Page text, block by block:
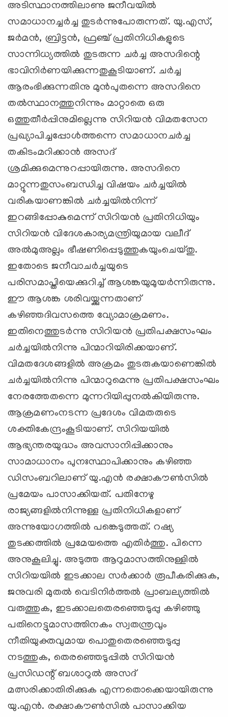
അടിസ്ഥാനത്തിലാണു ജനീവയില്‍
സമാധാനച്ചര്‍ച്ച തുടര്‍ന്നുപോരുന്നത്. യു.എസ്,
ജര്‍മന്‍, ബ്രിട്ടന്‍, ഫ്രഞ്ച് പ്രതിനിധികളുടെ
സാന്നിധ്യത്തില്‍ തുടരുന്ന ചര്‍ച്ച അസദിന്റെ
ഭാവിനിര്‍ണയിക്കുന്നതുകൂടിയാണ്. ചര്‍ച്ച
ആരംഭിക്കുന്നതിനു മുന്‍പുതന്നെ അസദിനെ
തല്‍സ്ഥാനത്തുനിന്നും മാറ്റാതെ ഒരു
ഒത്തുതീര്‍പ്പിനുമില്ലെന്നു സിറിയന്‍ വിമതസേന
പ്രഖ്യാപിച്ചപ്പോള്‍ത്തന്നെ സമാധാനചര്‍ച്ച
തകിടംമറിക്കാന്‍ അസദ്
ശ്രമിക്കുമെന്നുറപ്പായിരുന്നു. അസദിനെ
മാറ്റുന്നതുസംബന്ധിച്ച വിഷയം ചര്‍ച്ചയില്‍
വരികയാണങ്കില്‍ ചര്‍ച്ചയില്‍നിന്ന്
ഇറങ്ങിപ്പോകുമെന്ന് സിറിയന്‍ പ്രതിനിധിയും
സിറിയന്‍ വിദേശകാര്യമന്ത്രിയുമായ വലീദ്
അല്‍മുഅല്ലം ഭീഷണിപ്പെടുത്തുകയുംചെയ്തു.
ഇതോടെ ജനീവാചര്‍ച്ചയുടെ
പരിസമാപ്തിയെക്കുറിച്ച് ആശങ്കയുമുയര്‍ന്നിരുന്നു.
ഈ ആശങ്ക ശരിവയ്ക്കുന്നതാണ്
കഴിഞ്ഞദിവസത്തെ വ്യോമാക്രമണം.
ഇതിനെത്തുടര്‍ന്നു സിറിയന്‍ പ്രതിപക്ഷസംഘം
ചര്‍ച്ചയില്‍നിന്നു പിന്മാറിയിരിക്കയാണ്.
വിമതദേശങ്ങളില്‍ അക്രമം തുടരുകയാണെങ്കില്‍
ചര്‍ച്ചയില്‍നിന്നു പിന്മാറുമെന്നു പ്രതിപക്ഷസംഘം
നേരത്തേതന്നെ മുന്നറിയിപ്പുനല്‍കിയിരുന്നു.
ആക്രമണംനടന്ന പ്രദേശം വിമതരുടെ
ശക്തികേന്ദ്രംകൂടിയാണ്. സിറിയയില്‍
ആഭ്യന്തരയുദ്ധം അവസാനിപ്പിക്കാനും
സാമാധാനം പുനഃസ്ഥാപിക്കാനും കഴിഞ്ഞ
ഡിസംബറിലാണ് യു.എന്‍ രക്ഷാകൗണ്‍സില്‍
പ്രമേയം പാസാക്കിയത്. പതിനേഴു
രാജ്യങ്ങളില്‍നിന്നുള്ള പ്രതിനിധികളാണ്
അന്നുയോഗത്തില്‍ പങ്കെടുത്തത്. റഷ്യ
തുടക്കത്തില്‍ പ്രമേയത്തെ എതിര്‍ത്തു. പിന്നെ
അനുകൂലിച്ചു. അടുത്ത ആറുമാസത്തിനുള്ളില്‍
സിറിയയില്‍ ഇടക്കാല സര്‍ക്കാര്‍ രൂപീകരിക്കുക,
ജനുവരി മുതല്‍ വെടിനിര്‍ത്തല്‍ പ്രാബല്യത്തില്‍
വരുത്തുക, ഇടക്കാലതെരഞ്ഞെടുപ്പു കഴിഞ്ഞു
പതിനെട്ടുമാസത്തിനകം സ്വതന്ത്രവും
നീതിയുക്തവുമായ പൊതുതെരഞ്ഞെടുപ്പു
നടത്തുക, തെരഞ്ഞെടുപ്പില്‍ സിറിയന്‍
പ്രസിഡന്റ് ബശാറുല്‍ അസദ്
മത്സരിക്കാതിരിക്കുക എന്നതൊക്കെയായിരുന്നു
യു.എന്‍. രക്ഷാകൗണ്‍സില്‍ പാസാക്കിയ